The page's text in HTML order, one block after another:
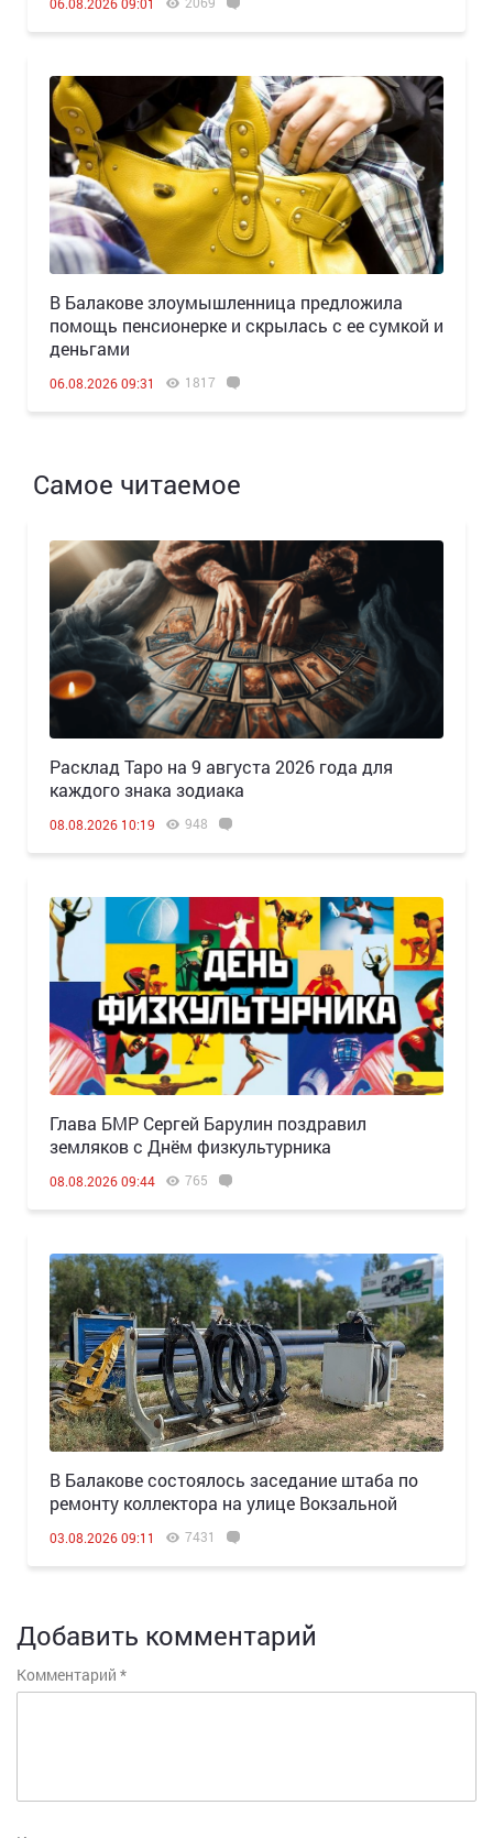
06.08.2026 09:01
В Балакове злоумышленница предложила
помощь пенсионерке и скрылась с ее сумкой и
деньгами
06.08.2026 09:31 1817
Самое читаемое
Расклад Таро на 9 августа 2026 года для
каждого знака зодиака
08.08.2026 10:19 948
Глава БМР Сергей Барулин поздравил
земляков с Днём физкультурника
08.08.2026 09:44 765
В Балакове состоялось заседание штаба по
ремонту коллектора на улице Вокзальной
03.08.2026 09:11 7431
Добавить комментарий
Комментарий *